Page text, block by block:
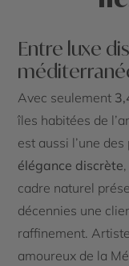
Entre luxe
Avec seulement
îles habitées de
est aussi l’une
élégance discrète
cadre naturel
décennies une
raffinement.
amoureux de la